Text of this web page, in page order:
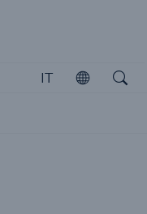
IT
Aprire